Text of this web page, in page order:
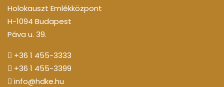
Holokauszt Emlékközpont
H-1094 Budapest
Páva u. 39.
+36 1 455-3333
+36 1 455-3399
info@hdke.hu